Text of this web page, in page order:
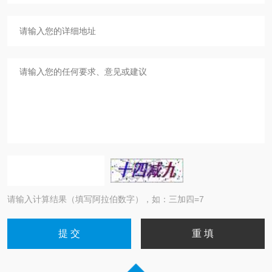
请输入计算结果（填写阿拉伯数字），如：三加四=7